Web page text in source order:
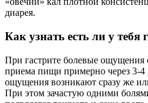
диарея.
Как узнать есть ли у тебя
При гастрите болевые ощущения
приема пищи примерно через 3-4
ощущения возникают сразу же
При этом зачастую одними